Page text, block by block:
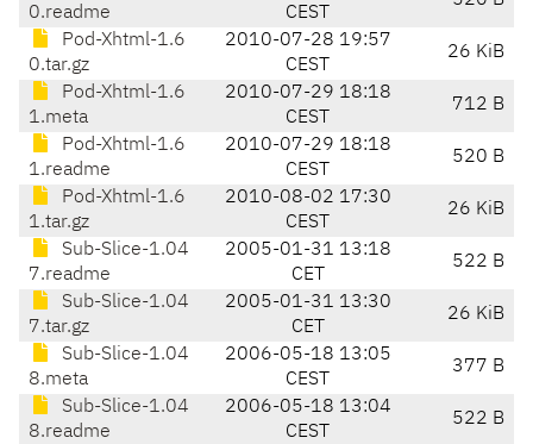
0.readme
CEST
Pod-Xhtml-1.6
0.tar.gz
2010-07-28 19:57
CEST
26 KiB
Pod-Xhtml-1.6
1.meta
2010-07-29 18:18
CEST
712 B
Pod-Xhtml-1.6
1.readme
2010-07-29 18:18
CEST
520 B
Pod-Xhtml-1.6
1.tar.gz
2010-08-02 17:30
CEST
26 KiB
Sub-Slice-1.04
7.readme
2005-01-31 13:18
CET
522 B
Sub-Slice-1.04
7.tar.gz
2005-01-31 13:30
CET
26 KiB
Sub-Slice-1.04
8.meta
2006-05-18 13:05
CEST
377 B
Sub-Slice-1.04
8.readme
2006-05-18 13:04
CEST
522 B